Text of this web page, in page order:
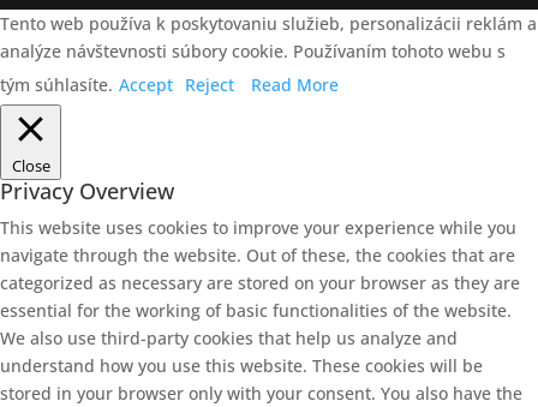
Tento web používa k poskytovaniu služieb, personalizácii reklám a
analýze návštevnosti súbory cookie. Používaním tohoto webu s
tým súhlasíte. Accept Reject Read More
Close
Privacy Overview
This website uses cookies to improve your experience while you
navigate through the website. Out of these, the cookies that are
categorized as necessary are stored on your browser as they are
essential for the working of basic functionalities of the website.
We also use third-party cookies that help us analyze and
understand how you use this website. These cookies will be
stored in your browser only with your consent. You also have the